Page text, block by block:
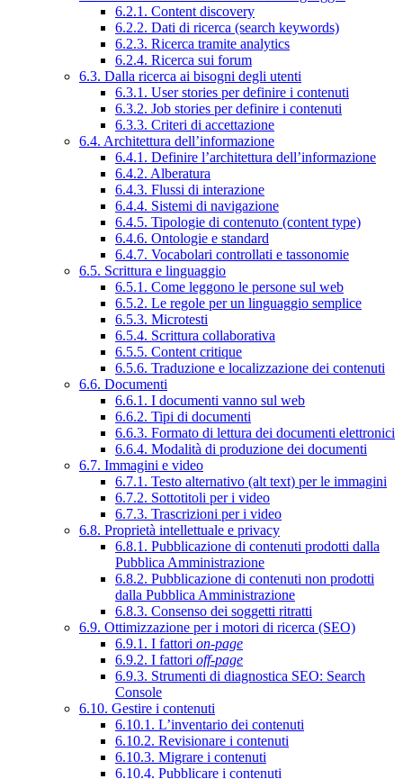
6.2.1. Content discovery
6.2.2. Dati di ricerca (search keywords)
6.2.3. Ricerca tramite analytics
6.2.4. Ricerca sui forum
6.3. Dalla ricerca ai bisogni degli utenti
6.3.1. User stories per definire i contenuti
6.3.2. Job stories per definire i contenuti
6.3.3. Criteri di accettazione
6.4. Architettura dell’informazione
6.4.1. Definire l’architettura dell’informazione
6.4.2. Alberatura
6.4.3. Flussi di interazione
6.4.4. Sistemi di navigazione
6.4.5. Tipologie di contenuto (content type)
6.4.6. Ontologie e standard
6.4.7. Vocabolari controllati e tassonomie
6.5. Scrittura e linguaggio
6.5.1. Come leggono le persone sul web
6.5.2. Le regole per un linguaggio semplice
6.5.3. Microtesti
6.5.4. Scrittura collaborativa
6.5.5. Content critique
6.5.6. Traduzione e localizzazione dei contenuti
6.6. Documenti
6.6.1. I documenti vanno sul web
6.6.2. Tipi di documenti
6.6.3. Formato di lettura dei documenti elettronici
6.6.4. Modalità di produzione dei documenti
6.7. Immagini e video
6.7.1. Testo alternativo (alt text) per le immagini
6.7.2. Sottotitoli per i video
6.7.3. Trascrizioni per i video
6.8. Proprietà intellettuale e privacy
6.8.1. Pubblicazione di contenuti prodotti dalla
Pubblica Amministrazione
6.8.2. Pubblicazione di contenuti non prodotti
dalla Pubblica Amministrazione
6.8.3. Consenso dei soggetti ritratti
6.9. Ottimizzazione per i motori di ricerca (SEO)
6.9.1. I fattori on-page
6.9.2. I fattori off-page
6.9.3. Strumenti di diagnostica SEO: Search
Console
6.10. Gestire i contenuti
6.10.1. L’inventario dei contenuti
6.10.2. Revisionare i contenuti
6.10.3. Migrare i contenuti
6.10.4. Pubblicare i contenuti